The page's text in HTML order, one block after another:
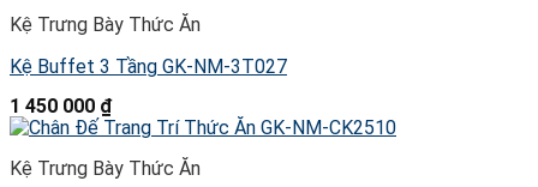
Kệ Trưng Bày Thức Ăn
Kệ Buffet 3 Tầng GK-NM-3T027
1 450 000 ₫
Kệ Trưng Bày Thức Ăn